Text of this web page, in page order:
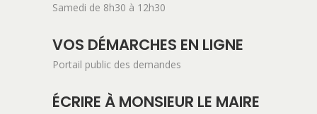
Samedi de 8h30 à 12h30
VOS DÉMARCHES EN LIGNE
Portail public des demandes
ÉCRIRE À MONSIEUR LE MAIRE